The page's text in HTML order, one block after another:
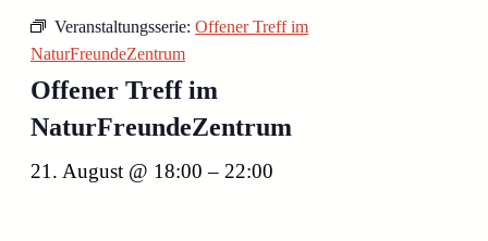
Veranstaltungsserie: Offener Treff im
NaturFreundeZentrum
Offener Treff im
NaturFreundeZentrum
21. August @ 18:00 – 22:00